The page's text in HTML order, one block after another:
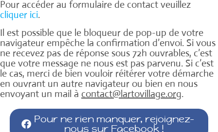
Pour accéder au formulaire de contact veuillez
cliquer ici.
Il est possible que le bloqueur de pop-up de votre
navigateur empêche la confirmation d’envoi. Si vous
ne recevez pas de réponse sous 72h ouvrables, c’est
que votre message ne nous est pas parvenu. Si c’est
le cas, merci de bien vouloir réitérer votre démarche
en ouvrant un autre navigateur ou bien en nous
envoyant un mail à contact@lartovillage.org.
Pour ne rien manquer, rejoignez-
nous sur Facebook !